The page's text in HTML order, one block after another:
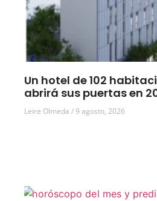
Un hotel de 102
abrirá sus puertas en
Leire Olmeda 9 agosto, 2026